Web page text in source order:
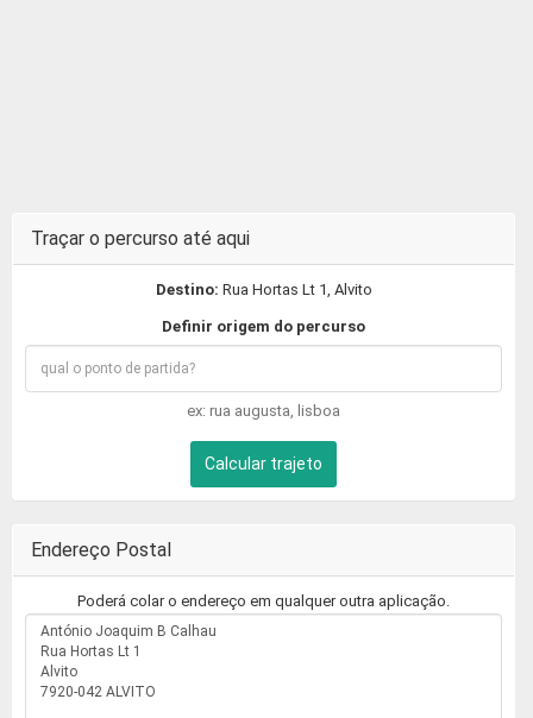
Traçar o percurso até aqui
Destino: Rua Hortas Lt 1, Alvito
Definir origem do percurso
ex: rua augusta, lisboa
Calcular trajeto
Endereço Postal
Poderá colar o endereço em qualquer outra aplicação.